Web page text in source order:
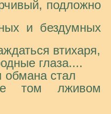
подложно
и бездумных
втихаря,
глаза....
обмана стал
том лживом